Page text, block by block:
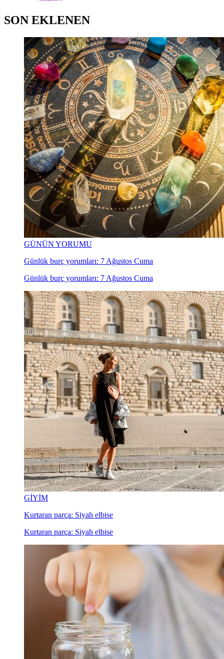
SON EKLENEN
GÜNÜN YORUMU
Günlük burç yorumları: 7 Ağustos Cuma
Günlük burç yorumları: 7 Ağustos Cuma
GİYİM
Kurtaran parça: Siyah elbise
Kurtaran parça: Siyah elbise